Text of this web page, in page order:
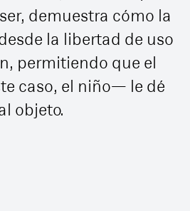
demuestra cómo la
la libertad de uso
permitiendo que el
caso, el niño— le dé
objeto.